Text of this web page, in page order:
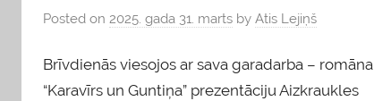
Posted on 2025. gada 31. marts by Atis Lejiņš
Brīvdienās viesojos ar sava garadarba – romāna
“Karavīrs un Guntiņa” prezentāciju Aizkraukles